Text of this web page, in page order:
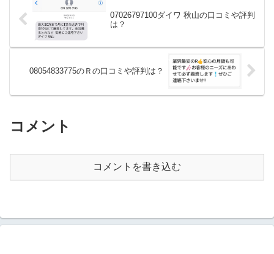
07026797100ダイワ 秋山の口コミや評判
は？
08054833775のＲの口コミや評判は？
コメント
コメントを書き込む